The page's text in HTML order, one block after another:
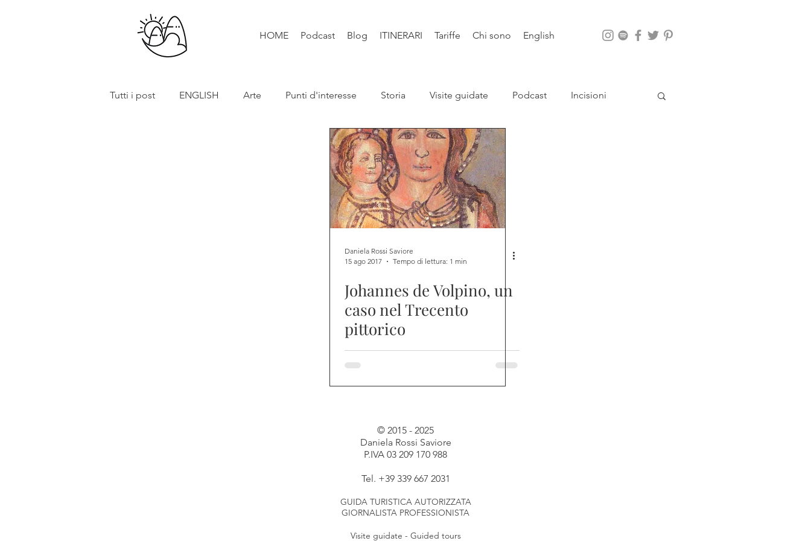
HOME Podcast Blog ITINERARI Tariffe Chi sono English
Tutti i post ENGLISH Arte Punti d'interesse Storia Visite guidate Podcast Incisioni
Santi e Bibbia Video Natura
Daniela Rossi Saviore
15 ago 2017
Tempo di lettura: 1 min
Johannes de Volpino, un
caso nel Trecento
pittorico
© 2015 - 2025
Daniela Rossi Saviore
P.IVA 03 209 170 988
Tel. +39 339 667 2031
GUIDA TURISTICA AUTORIZZATA
GIORNALISTA PROFESSIONISTA
Visite guidate - Guided tours